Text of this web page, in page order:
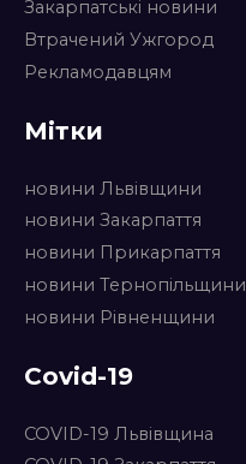
Закарпатські новини
Втрачений Ужгород
Рекламодавцям
Мітки
новини Львівщини
новини Закарпаття
новини Прикарпаття
новини Тернопільщини
новини Рівненщини
Covid-19
COVID-19 Львівщина